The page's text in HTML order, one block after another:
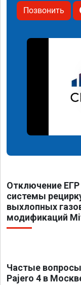
Позвонить
Отключение ЕГР
системы
выхлопных
модификаций
Частые
Pajero 4 в